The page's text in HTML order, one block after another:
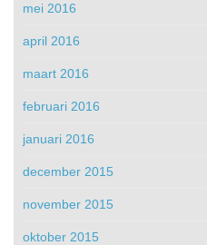
mei 2016
april 2016
maart 2016
februari 2016
januari 2016
december 2015
november 2015
oktober 2015